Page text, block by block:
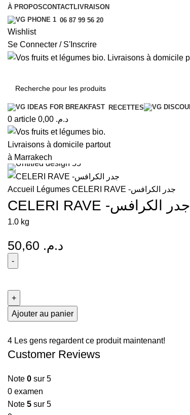
À PROPOSCONTACTLIVRAISON
06 87 99 56 20
Wishlist
Se Connecter / S'Inscrire
RECETTES
0 article د.م.
Accueil Légumes CELERI RAVE -جدر الكرافس
CELERI RAVE -جدر الكرافس
1.0 kg
د.م.
Ajouter au panier
4 Les gens regardent ce produit maintenant!
Customer Reviews
Note 0 sur 5
0 examen
Note 5 sur 5